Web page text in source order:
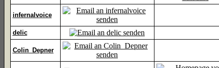
infernalvoice
delic
Colin_Depner